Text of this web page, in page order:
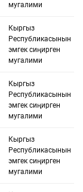
мугалими
Кыргыз
Республикасынын
эмгек сиңирген
мугалими
Кыргыз
Республикасынын
эмгек сиңирген
мугалими
Кыргыз
Республикасынын
эмгек сиңирген
мугалими